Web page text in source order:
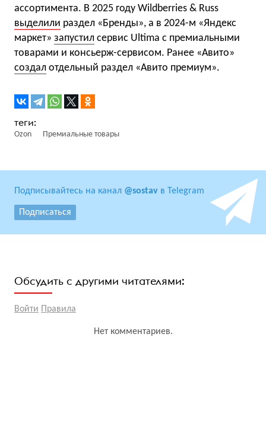
ассортимента. В 2025 году Wildberries & Russ
выделили раздел «Бренды», а в 2024-м «Яндекс
маркет» запустил сервис Ultima с премиальными
товарами и консьерж-сервисом. Ранее «Авито»
создал отдельный раздел «Авито премиум».
Ozon Премиальные товары
Подписывайтесь на канал @sostav в Telegram
Подписаться
Обсудить с другими читателями:
Войти Правила
Нет комментариев.